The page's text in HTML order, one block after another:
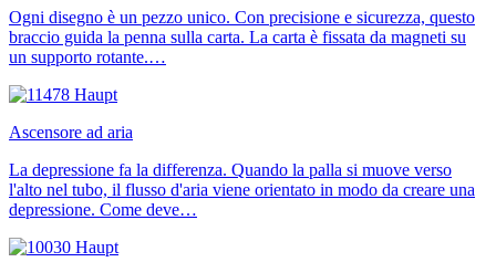
Ogni disegno è un pezzo unico. Con precisione e sicurezza, questo
braccio guida la penna sulla carta. La carta è fissata da magneti su
un supporto rotante.…
Ascensore ad aria
La depressione fa la differenza. Quando la palla si muove verso
l'alto nel tubo, il flusso d'aria viene orientato in modo da creare una
depressione. Come deve…